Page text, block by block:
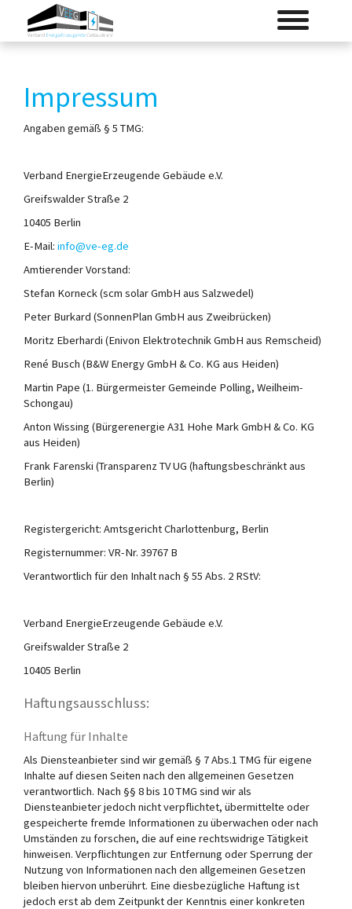
main
Toggle
navigation
Impressum
Angaben gemäß § 5 TMG:
Verband EnergieErzeugende Gebäude e.V.
Greifswalder Straße 2
10405 Berlin
E-Mail: info@ve-eg.de
Amtierender Vorstand:
Stefan Korneck (scm solar GmbH aus Salzwedel)
Peter Burkard (SonnenPlan GmbH aus Zweibrücken)
Moritz Eberhardi (Enivon Elektrotechnik GmbH aus Remscheid)
René Busch (B&W Energy GmbH & Co. KG aus Heiden)
Martin Pape (1. Bürgermeister Gemeinde Polling, Weilheim-
Schongau)
Anton Wissing (Bürgerenergie A31 Hohe Mark GmbH & Co. KG
aus Heiden)
Frank Farenski (Transparenz TV UG (haftungsbeschränkt aus
Berlin)
Registergericht: Amtsgericht Charlottenburg, Berlin
Registernummer: VR-Nr. 39767 B
Verantwortlich für den Inhalt nach § 55 Abs. 2 RStV:
Verband EnergieErzeugende Gebäude e.V.
Greifswalder Straße 2
10405 Berlin
Haftungsausschluss:
Haftung für Inhalte
Als Diensteanbieter sind wir gemäß § 7 Abs.1 TMG für eigene
Inhalte auf diesen Seiten nach den allgemeinen Gesetzen
verantwortlich. Nach §§ 8 bis 10 TMG sind wir als
Diensteanbieter jedoch nicht verpflichtet, übermittelte oder
gespeicherte fremde Informationen zu überwachen oder nach
Umständen zu forschen, die auf eine rechtswidrige Tätigkeit
hinweisen. Verpflichtungen zur Entfernung oder Sperrung der
Nutzung von Informationen nach den allgemeinen Gesetzen
bleiben hiervon unberührt. Eine diesbezügliche Haftung ist
jedoch erst ab dem Zeitpunkt der Kenntnis einer konkreten